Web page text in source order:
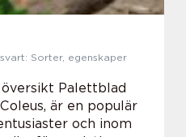
Sorter, egenskaper
Palettblad
är en populär
och inom